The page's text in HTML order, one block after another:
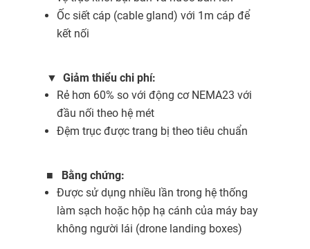
Ốc siết cáp (cable gland) với 1m cáp để
kết nối
▼ Giảm thiểu chi phí:
Rẻ hơn 60% so với động cơ NEMA23 với
đầu nối theo hệ mét
Đệm trục được trang bị theo tiêu chuẩn
■
Bằng chứng:
Được sử dụng nhiều lần trong hệ thống
làm sạch hoặc hộp hạ cánh của máy bay
không người lái (drone landing boxes)